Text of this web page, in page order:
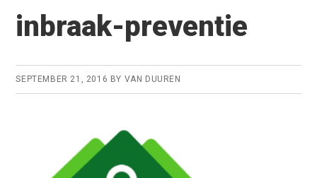
inbraak-preventie
SEPTEMBER 21, 2016 BY VAN DUUREN